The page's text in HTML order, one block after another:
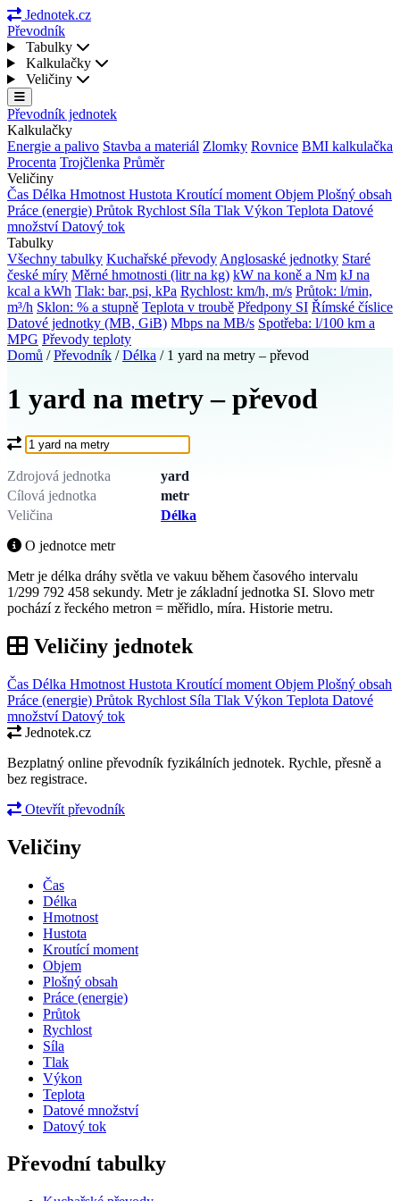
Jednotek.cz
Převodník
Tabulky
Kalkulačky
Veličiny
Převodník jednotek
Kalkulačky
Energie a palivo Stavba a materiál Zlomky Rovnice BMI kalkulačka
Procenta Trojčlenka Průměr
Veličiny
Čas Délka Hmotnost Hustota Kroutící moment Objem Plošný obsah
Práce (energie) Průtok Rychlost Síla Tlak Výkon Teplota Datové
množstvíDatový tok
Tabulky
Všechny tabulky Kuchařské převody Anglosaské jednotky Staré
české míry Měrné hmotnosti (litr na kg) kW na koně a Nm kJ na
kcal a kWh Tlak: bar, psi, kPa Rychlost: km/h, m/s Průtok: l/min,
m³/h Sklon: % a stupně Teplota v troubě Předpony SI Římské číslice
Datové jednotky (MB, GiB) Mbps na MB/s Spotřeba: l/100 km a
MPG Převody teploty
Domů / Převodník / Délka / 1 yard na metry – převod
1 yard na metry – převod
Co chcete převést?
Zdrojová jednotka
yard
Cílová jednotka
metr
Veličina
Délka
O jednotce metr
Metr je délka dráhy světla ve vakuu během časového intervalu
1/299 792 458 sekundy. Metr je základní jednotka SI. Slovo metr
pochází z řeckého metron = měřidlo, míra. Historie metru.
Veličiny jednotek
Čas Délka Hmotnost Hustota Kroutící moment Objem Plošný obsah
Práce (energie) Průtok Rychlost Síla Tlak Výkon Teplota Datové
množstvíDatový tok
Jednotek.cz
Bezplatný online převodník fyzikálních jednotek. Rychle, přesně a
bez registrace.
Otevřít převodník
Veličiny
Čas
Délka
Hmotnost
Hustota
Kroutící moment
Objem
Plošný obsah
Práce (energie)
Průtok
Rychlost
Síla
Tlak
Výkon
Teplota
Datové množství
Datový tok
Převodní tabulky